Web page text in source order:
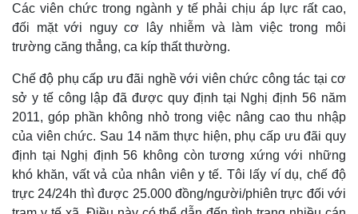
Các viên chức trong ngành y tế phải chịu áp lực rất cao,
đối mặt với nguy cơ lây nhiễm và làm việc trong môi
trường căng thẳng, ca kíp thất thường.
Chế độ phụ cấp ưu đãi nghề với viên chức công tác tại cơ
sở y tế công lập đã được quy định tại Nghị định 56 năm
2011, góp phần không nhỏ trong việc nâng cao thu nhập
của viên chức. Sau 14 năm thực hiện, phụ cấp ưu đãi quy
định tại Nghị định 56 không còn tương xứng với những
khó khăn, vất vả của nhân viên y tế. Tôi lấy ví dụ, chế độ
trực 24/24h thì được 25.000 đồng/người/phiên trực đối với